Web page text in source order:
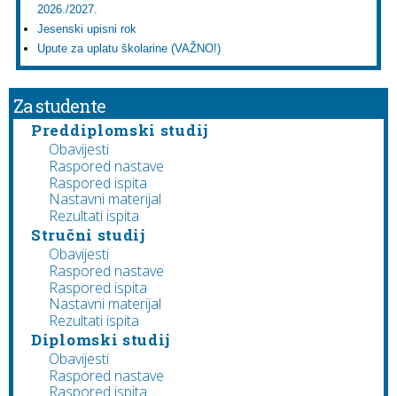
2026./2027.
Jesenski upisni rok
Upute za uplatu školarine (VAŽNO!)
Za studente
Preddiplomski studij
Obavijesti
Raspored nastave
Raspored ispita
Nastavni materijal
Rezultati ispita
Stručni studij
Obavijesti
Raspored nastave
Raspored ispita
Nastavni materijal
Rezultati ispita
Diplomski studij
Obavijesti
Raspored nastave
Raspored ispita